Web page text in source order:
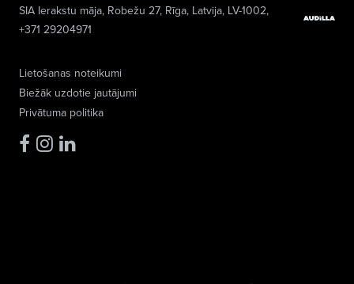
Lietošanas noteikumi
Biežāk uzdotie jautājumi
Privātuma politika
SIA Ierakstu māja, Robežu 27, Rīga, Latvija, LV-1002,
+371 29204971